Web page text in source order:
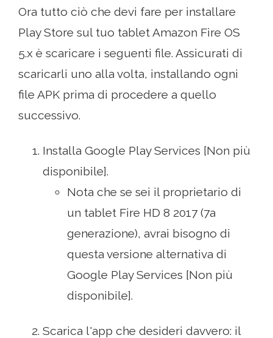
Ora tutto ciò che devi fare per installare
Play Store sul tuo tablet Amazon Fire OS
5.x è scaricare i seguenti file. Assicurati di
scaricarli uno alla volta, installando ogni
file APK prima di procedere a quello
successivo.
Installa Google Play Services [Non più
disponibile].
Nota che se sei il proprietario di
un tablet Fire HD 8 2017 (7a
generazione), avrai bisogno di
questa versione alternativa di
Google Play Services [Non più
disponibile].
Scarica l'app che desideri davvero: il